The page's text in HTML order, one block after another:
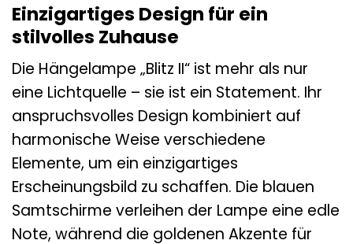
Einzigartiges Design für ein
stilvolles Zuhause
Die Hängelampe „Blitz II“ ist mehr als nur
eine Lichtquelle – sie ist ein Statement. Ihr
anspruchsvolles Design kombiniert auf
harmonische Weise verschiedene
Elemente, um ein einzigartiges
Erscheinungsbild zu schaffen. Die blauen
Samtschirme verleihen der Lampe eine edle
Note, während die goldenen Akzente für